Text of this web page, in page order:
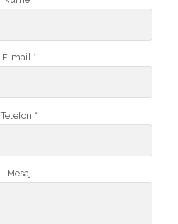
E-mail *
Telefon *
Mesaj